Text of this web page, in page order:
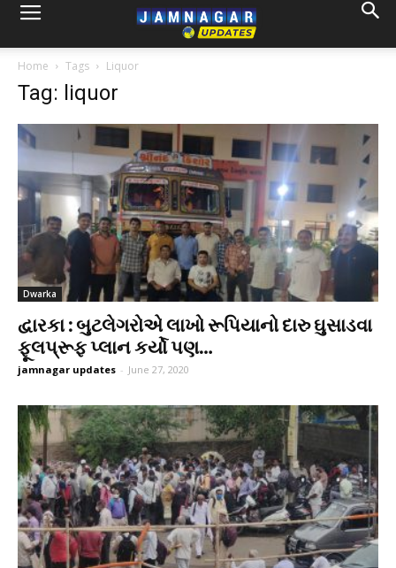
Home Tags Liquor
Tag: liquor
Dwarka
દ્વારકા : બુટલેગરોએ લાખો રૂપિયાનો દારુ ઘુસાડવા
ફૂલપ્રૂફ પ્લાન કર્યો પણ…
jamnagar updates - June 27, 2020